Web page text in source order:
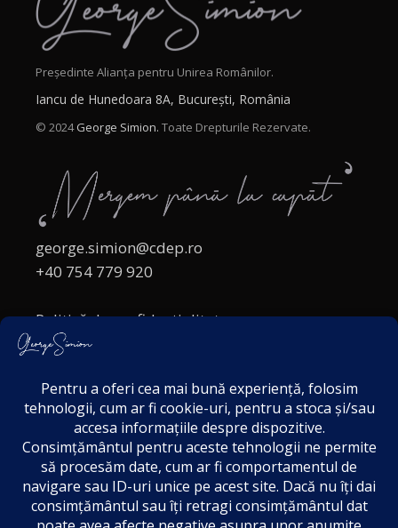
Președinte Alianța pentru Unirea Românilor.
Iancu de Hunedoara 8A, București, România
© 2024George Simion. Toate Drepturile Rezervate.
george.simion@cdep.ro
+40 754 779 920
Politică de confidențialitate
Politica cookies
Acordul de markting
Disclaimer